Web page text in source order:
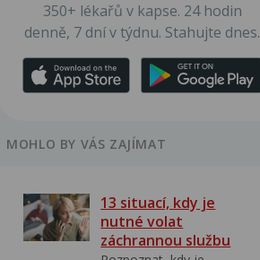
350+ lékařů v kapse. 24 hodin
denně, 7 dní v týdnu. Stahujte dnes.
MOHLO BY VÁS ZAJÍMAT
13 situací, kdy je
nutné volat
záchrannou službu